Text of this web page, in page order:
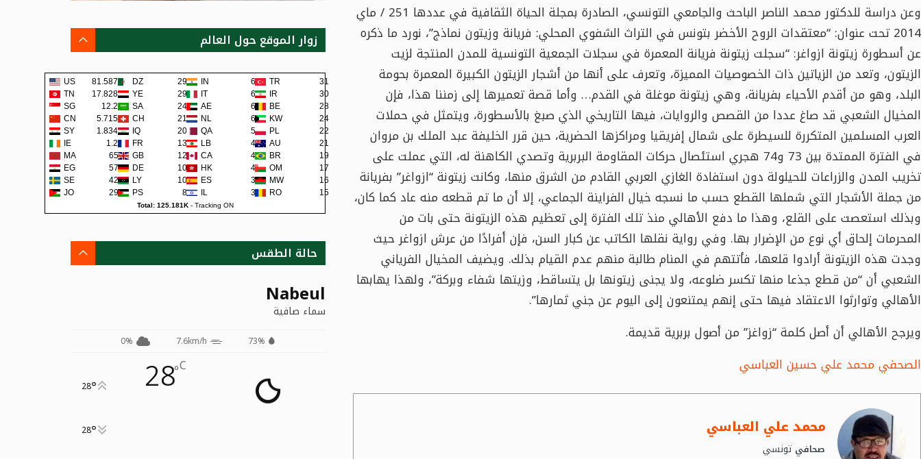
وعن دراسة للدكتور محمد الناصر الباحث والجامعي التونسي، الصادرة بمجلة الحياة الثقافية في عددها 251 / ماي
2014 تحت عنوان: “معتقدات الروح الأخضر بتونس في التراث الشفوي المحلي: فريانة وزيتون نماذج”، نورد ما ذكره
عن أسطورة زيتونة ازواغر: “سجلت زيتونة فريانة المعمرة في سجلات الجمعية التونسية للمدن المنتجة لزيت
الزيتون، وتعد من الزياتين ذات الخصوصيات المميزة، وتعرف على أنها من أشجار الزيتون الكبيرة المعمرة بحومة
البلد، وهو من أقدم الأحياء بفريانة، وهي زيتونة موغلة في القدم… وأما قصة تعميرها إلى زمننا هذا، فإن
المخيال الشعبي قد صاغ عددا من القصص والروايات، فيها التاريخي الذي صبغ بالأسطورة، ويتمثل في حملات
العرب المسلمين المتكررة للسيطرة على شمال إفريقيا ومراكزها الحضرية، حين قرر الخليفة عبد الملك بن مروان
في الفترة الممتدة بين 73 و74 هجري استئصال حركات المقاومة البربرية وتصدي الكاهنة له، التي عملت على
تخريب المدن والزراعات للحيلولة دون استفادة الغازي العربي القادم من الشرق منها، وكانت زيتونة “ازواغر” بفريانة
من جملة الأشجار التي شملها القطع حسب ما نسجه خيال الفراينة الجماعي، إلا أن ما تم قطعه منه عاد كما كان،
وبذلك استعصت على القلع، وهذا ما دفع الأهالي منذ تلك الفترة إلى تعظيم هذه الزيتونة حتى بات من
المحرمات إلحاق أي نوع من الإضرار بها. وفي رواية نقلها الكاتب عن كبار السن، فإن أفرادًا من عرش ازواغر حيث
وجدت هذه الزيتونة أرادوا قلعها، فأتتهم في المنام طالبة منهم عدم القيام بذلك. ويضيف المخيال الفرياني
الشعبي أن “من قطع جذعا منها تكسر ضلوعه، ولا يجنى زيتونها بل يتساقط، وزيتها شفاء وبركة”، ولهذا يهابها
الأهالي وتوارثوا الاعتقاد فيها حتى إنهم يمتنعون إلى اليوم عن جني ثمارها”.
ويرجح الأهالي أن أصل كلمة “زواغز” من أصول بربرية قديمة.
الصحفي محمد علي حسين العباسي
محمد علي العباسي
صحافي تونسي
زوار الموقع حول العالم
US 81.587K DZ 291 IN 63 TR
31
TN
17.828K YE 290 IT 62 IR
30
SG
12.2K SA 240 AE 62 BE
28
CN
5.715K CH 219 NL 60 KW
24
SY
1.834K IQ 200 QA 57 PL
22
IE
1.2K FR 138 LB 48 AU
21
MA
659 GB 128 CA 45 BR
19
EG
579 DE 108 HK 42 OM
17
SE
422 LY 105 ES 38 MW
16
JO
291 PS 80 IL 36 RO 15
Total: 125.181K- Tracking ON
حالة الطقس
Nabeul
سماء صافية
73%
7.6km/h
0%
28°C
28°
28°